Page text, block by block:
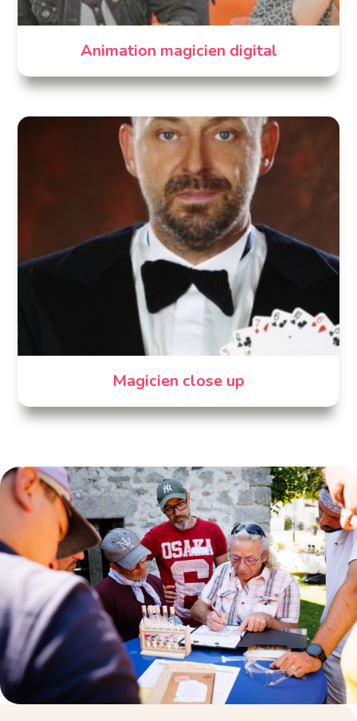
Animation magicien digital
Magicien close up